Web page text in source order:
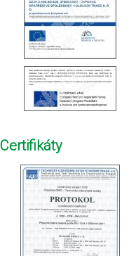
Certifikáty